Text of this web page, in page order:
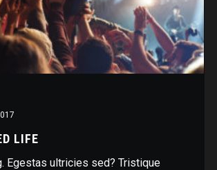
LIFE
Egestas ultricies sed? Tristique